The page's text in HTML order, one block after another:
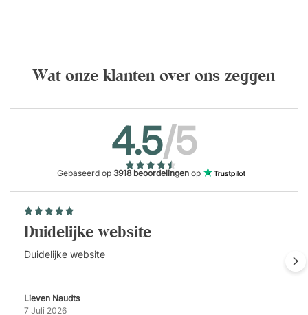
Wat onze klanten over ons zeggen
4.5/5
Gebaseerd op3918 beoordelingen op
Duidelijke website
Duidelijke website
Lieven Naudts
7 Juli 2026